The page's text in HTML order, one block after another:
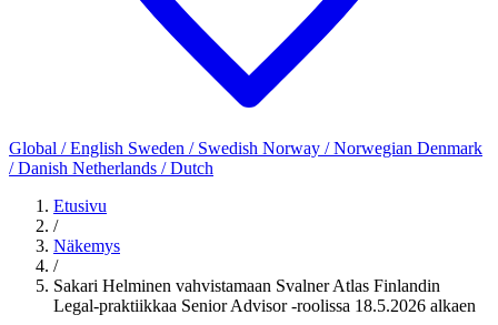
Global / English Sweden / Swedish Norway / Norwegian Denmark
/ Danish Netherlands / Dutch
Etusivu
/
Näkemys
/
Sakari Helminen vahvistamaan Svalner Atlas Finlandin
Legal-praktiikkaa Senior Advisor -roolissa 18.5.2026 alkaen